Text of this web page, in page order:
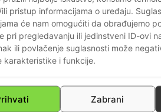
pristup informacijama o uređaju.
će nam omogućiti da obrađujemo
pri pregledavanju ili jedinstveni ID-ovi
ili povlačenje suglasnosti može
karakteristike i funkcije.
Zabrani